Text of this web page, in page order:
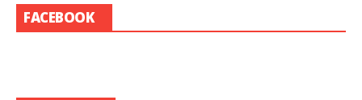
FACEBOOK